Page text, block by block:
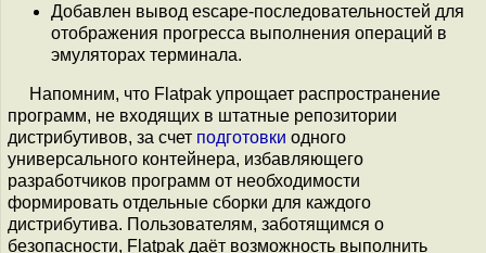
Добавлен вывод escape-последовательностей для
отображения прогресса выполнения операций в
эмуляторах терминала.
Напомним, что Flatpak упрощает распространение
программ, не входящих в штатные репозитории
дистрибутивов, за счет подготовки одного
универсального контейнера, избавляющего
разработчиков программ от необходимости
формировать отдельные сборки для каждого
дистрибутива. Пользователям, заботящимся о
безопасности, Flatpak даёт возможность выполнить